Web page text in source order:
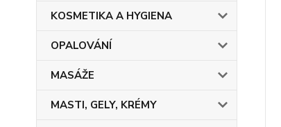
KOSMETIKA A HYGIENA
OPALOVÁNÍ
MASÁŽE
MASTI, GELY, KRÉMY